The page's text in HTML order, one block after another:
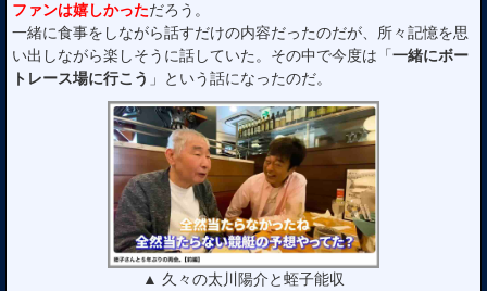
ファンは嬉しかっただろう。
一緒に食事をしながら話すだけの内容だったのだが、所々記憶を思
い出しながら楽しそうに話していた。その中で今度は「一緒にボー
トレース場に行こう 」という話になったのだ。
▲ 久々の太川陽介と蛭子能収